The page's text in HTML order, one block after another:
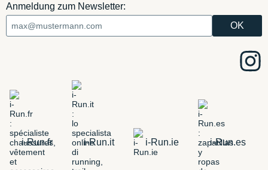
Anmeldung zum Newsletter:
i-Run.fr i-Run.it i-Run.ie i-Run.es